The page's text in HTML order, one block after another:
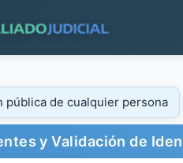
pública de cualquier persona
y Validación de